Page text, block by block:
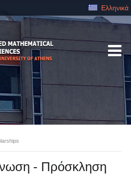
Ελληνικά
- Πρόσκληση